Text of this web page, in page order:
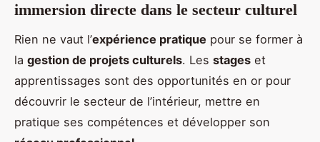
immersion directe dans le secteur culturel
Rien ne vaut l’expérience pratique pour se former à
la gestion de projets culturels. Les stages et
apprentissages sont des opportunités en or pour
découvrir le secteur de l’intérieur, mettre en
pratique ses compétences et développer son